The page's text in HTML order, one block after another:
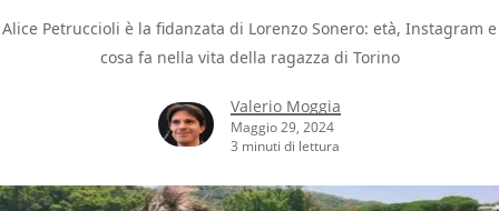
Alice Petruccioli è la fidanzata di Lorenzo Sonero: età, Instagram e
cosa fa nella vita della ragazza di Torino
Valerio Moggia
Maggio 29, 2024
3 minuti di lettura